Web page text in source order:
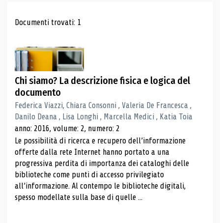
Risultati di ricerca
Documenti trovati: 1
Chi siamo? La descrizione fisica e logica del
documento
Federica Viazzi, Chiara Consonni , Valeria De Francesca ,
Danilo Deana , Lisa Longhi , Marcella Medici , Katia Toia
anno: 2016, volume: 2, numero: 2
Le possibilità di ricerca e recupero dell’informazione
offerte dalla rete Internet hanno portato a una
progressiva perdita di importanza dei cataloghi delle
biblioteche come punti di accesso privilegiato
all’informazione. Al contempo le biblioteche digitali,
spesso modellate sulla base di quelle ...